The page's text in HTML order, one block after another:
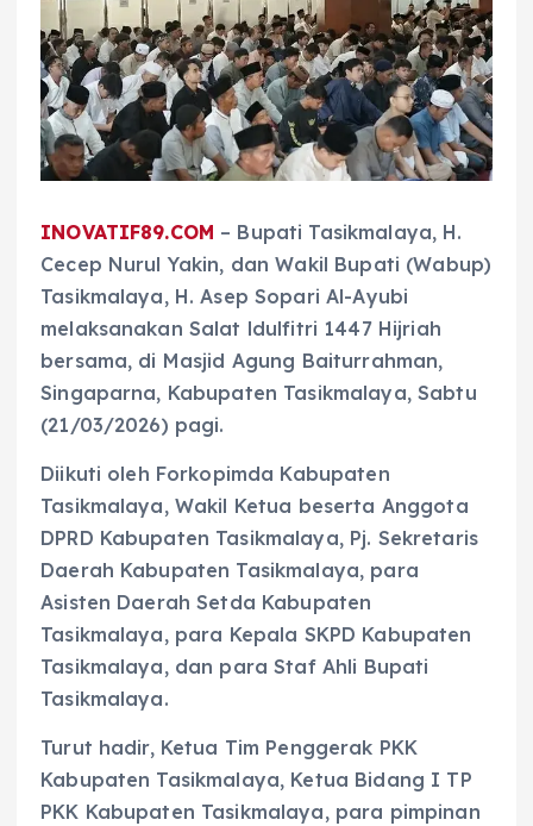
INOVATIF89.COM – Bupati Tasikmalaya, H.
Cecep Nurul Yakin, dan Wakil Bupati (Wabup)
Tasikmalaya, H. Asep Sopari Al-Ayubi
melaksanakan Salat ldulfitri 1447 Hijriah
bersama, di Masjid Agung Baiturrahman,
Singaparna, Kabupaten Tasikmalaya, Sabtu
(21/03/2026) pagi.
Diikuti oleh Forkopimda Kabupaten
Tasikmalaya, Wakil Ketua beserta Anggota
DPRD Kabupaten Tasikmalaya, Pj. Sekretaris
Daerah Kabupaten Tasikmalaya, para
Asisten Daerah Setda Kabupaten
Tasikmalaya, para Kepala SKPD Kabupaten
Tasikmalaya, dan para Staf Ahli Bupati
Tasikmalaya.
Turut hadir, Ketua Tim Penggerak PKK
Kabupaten Tasikmalaya, Ketua Bidang I TP
PKK Kabupaten Tasikmalaya, para pimpinan